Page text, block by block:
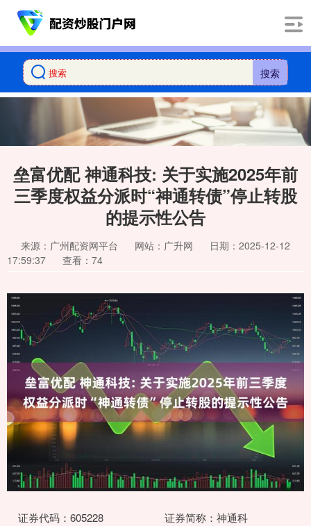
搜索
垒富优配 神通科技: 关于实施2025年前
三季度权益分派时“神通转债”停止转股
的提示性公告
来源：广州配资网平台 网站：广升网
日期：2025-12-12
17:59:37
查看：74
证券代码：605228 证券简称：神通科